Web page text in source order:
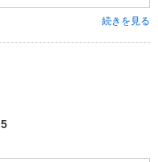
続きを見る
5